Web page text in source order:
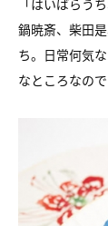
「はいばらう
鍋暁斎、柴田
ち。日常何気
なところなので